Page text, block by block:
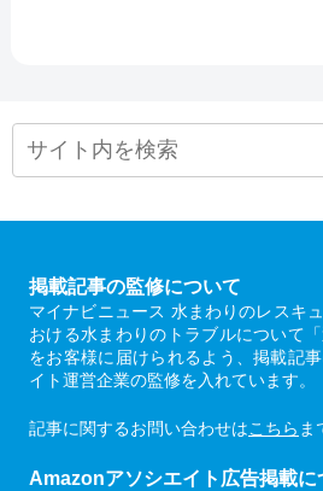
掲載記事の監修について
マイナビニュース 水まわりのレスキ
おける水まわりのトラブルについて
をお客様に届けられるよう、掲載記
イト運営企業の監修を入れています。
記事に関するお問い合わせはこちら ま
Amazonアソシエイト広告掲載に